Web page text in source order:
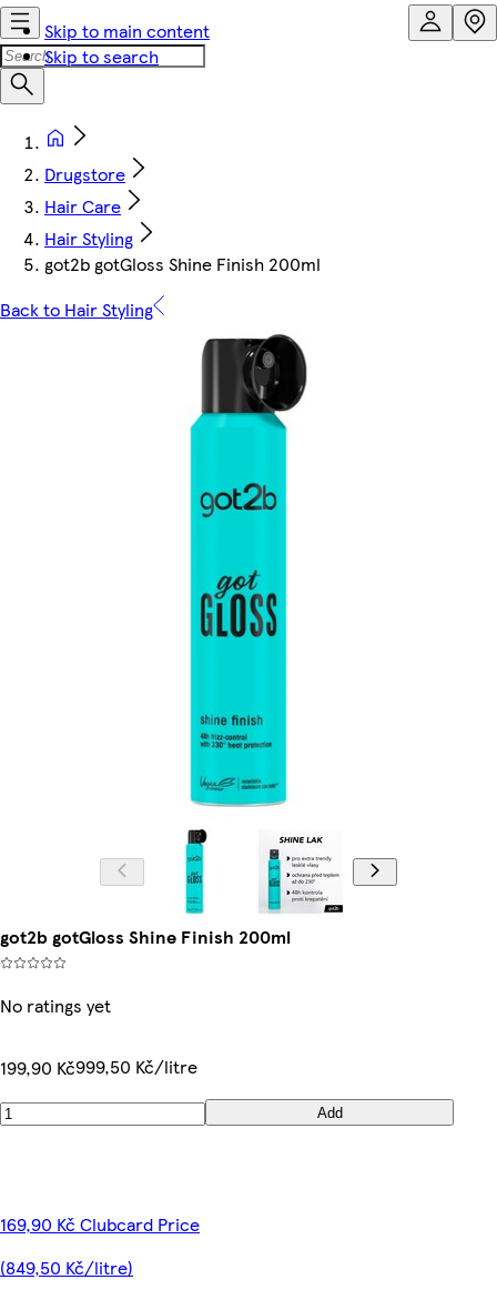
Skip to main content
Skip to search
Drugstore
Hair Care
Hair Styling
got2b gotGloss Shine Finish 200ml
Back to Hair Styling
got2b gotGloss Shine Finish 200ml
No ratings yet
199,90 Kč999,50 Kč/litre
Add
169,90 Kč Clubcard Price
(849,50 Kč/litre)